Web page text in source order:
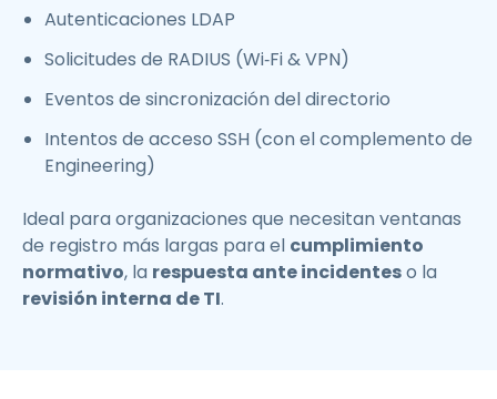
Autenticaciones LDAP
Solicitudes de RADIUS (Wi‑Fi & VPN)
Eventos de sincronización del directorio
Intentos de acceso SSH (con el complemento de
Engineering)
Ideal para organizaciones que necesitan ventanas
de registro más largas para el cumplimiento
normativo, la respuesta ante incidenteso la
revisión interna de TI.